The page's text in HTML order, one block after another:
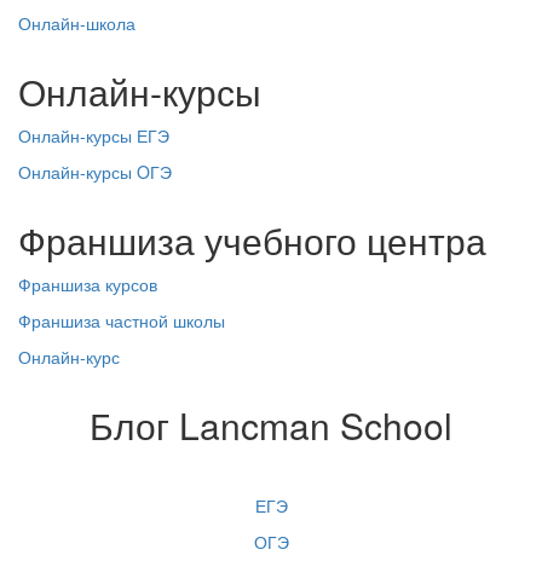
Онлайн-школа
Онлайн-курсы
Онлайн-курсы ЕГЭ
Онлайн-курсы OГЭ
Франшиза учебного центра
Франшиза курсов
Франшиза частной школы
Онлайн-курс
Блог Lancman School
ЕГЭ
ОГЭ